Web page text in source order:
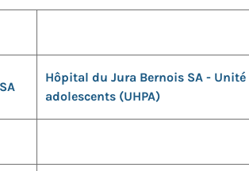
Hôpital du Jura Bernois SA -
adolescents (UHPA)